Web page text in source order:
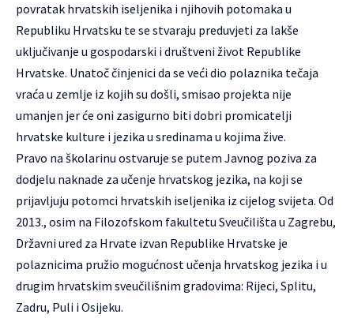
povratak hrvatskih iseljenika i njihovih potomaka u
Republiku Hrvatsku te se stvaraju preduvjeti za lakše
uključivanje u gospodarski i društveni život Republike
Hrvatske. Unatoč činjenici da se veći dio polaznika tečaja
vraća u zemlje iz kojih su došli, smisao projekta nije
umanjen jer će oni zasigurno biti dobri promicatelji
hrvatske kulture i jezika u sredinama u kojima žive.
Pravo na školarinu ostvaruje se putem Javnog poziva za
dodjelu naknade za učenje hrvatskog jezika, na koji se
prijavljuju potomci hrvatskih iseljenika iz cijelog svijeta. Od
2013., osim na Filozofskom fakultetu Sveučilišta u Zagrebu,
Državni ured za Hrvate izvan Republike Hrvatske je
polaznicima pružio mogućnost učenja hrvatskog jezika i u
drugim hrvatskim sveučilišnim gradovima: Rijeci, Splitu,
Zadru, Puli i Osijeku.